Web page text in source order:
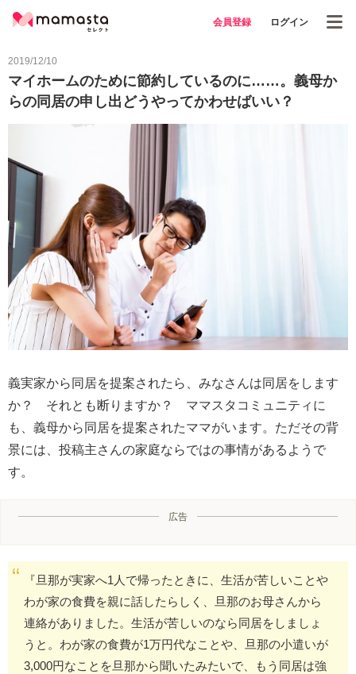
会員登録 ログイン
2019/12/10
マイホームのために節約しているのに……。義母か
らの同居の申し出どうやってかわせばいい？
義実家から同居を提案されたら、みなさんは同居をします
か？ それとも断りますか？ ママスタコミュニティに
も、義母から同居を提案されたママがいます。ただその背
景には、投稿主さんの家庭ならではの事情があるようで
す。
広告
『旦那が実家へ1人で帰ったときに、生活が苦しいことや
わが家の食費を親に話したらしく、旦那のお母さんから
連絡がありました。生活が苦しいのなら同居をしましょ
うと。わが家の食費が1万円代なことや、旦那の小遣いが
3,000円なことを旦那から聞いたみたいで、もう同居は強